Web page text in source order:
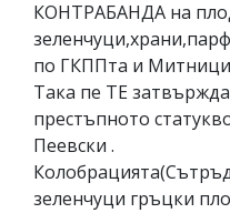
КОНТРАБАНДА на
по ГКППта и
Така пе ТЕ
престъпното
Пеевски .
зеленчуци гръцки